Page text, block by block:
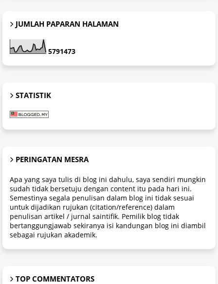
JUMLAH PAPARAN HALAMAN
5791473
STATISTIK
PERINGATAN MESRA
Apa yang saya tulis di blog ini dahulu, saya sendiri mungkin
sudah tidak bersetuju dengan content itu pada hari ini.
Semestinya segala penulisan dalam blog ini tidak sesuai
untuk dijadikan rujukan (citation/reference) dalam
penulisan artikel / jurnal saintifik. Pemilik blog tidak
bertanggungjawab sekiranya isi kandungan blog ini diambil
sebagai rujukan akademik.
TOP COMMENTATORS